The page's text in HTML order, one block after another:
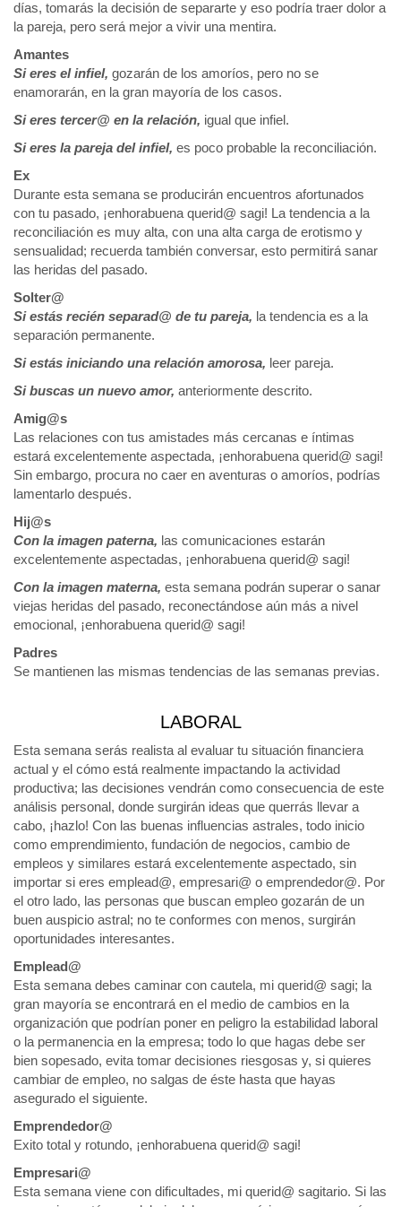
días, tomarás la decisión de separarte y eso podría traer dolor a
la pareja, pero será mejor a vivir una mentira.
Amantes
Si eres el infiel, gozarán de los amoríos, pero no se
enamorarán, en la gran mayoría de los casos.
Si eres tercer@ en la relación, igual que infiel.
Si eres la pareja del infiel, es poco probable la reconciliación.
Ex
Durante esta semana se producirán encuentros afortunados
con tu pasado, ¡enhorabuena querid@ sagi! La tendencia a la
reconciliación es muy alta, con una alta carga de erotismo y
sensualidad; recuerda también conversar, esto permitirá sanar
las heridas del pasado.
Solter@
Si estás recién separad@ de tu pareja, la tendencia es a la
separación permanente.
Si estás iniciando una relación amorosa, leer pareja.
Si buscas un nuevo amor, anteriormente descrito.
Amig@s
Las relaciones con tus amistades más cercanas e íntimas
estará excelentemente aspectada, ¡enhorabuena querid@ sagi!
Sin embargo, procura no caer en aventuras o amoríos, podrías
lamentarlo después.
Hij@s
Con la imagen paterna, las comunicaciones estarán
excelentemente aspectadas, ¡enhorabuena querid@ sagi!
Con la imagen materna, esta semana podrán superar o sanar
viejas heridas del pasado, reconectándose aún más a nivel
emocional, ¡enhorabuena querid@ sagi!
Padres
Se mantienen las mismas tendencias de las semanas previas.
LABORAL
Esta semana serás realista al evaluar tu situación financiera
actual y el cómo está realmente impactando la actividad
productiva; las decisiones vendrán como consecuencia de este
análisis personal, donde surgirán ideas que querrás llevar a
cabo, ¡hazlo! Con las buenas influencias astrales, todo inicio
como emprendimiento, fundación de negocios, cambio de
empleos y similares estará excelentemente aspectado, sin
importar si eres emplead@, empresari@ o emprendedor@. Por
el otro lado, las personas que buscan empleo gozarán de un
buen auspicio astral; no te conformes con menos, surgirán
oportunidades interesantes.
Emplead@
Esta semana debes caminar con cautela, mi querid@ sagi; la
gran mayoría se encontrará en el medio de cambios en la
organización que podrían poner en peligro la estabilidad laboral
o la permanencia en la empresa; todo lo que hagas debe ser
bien sopesado, evita tomar decisiones riesgosas y, si quieres
cambiar de empleo, no salgas de éste hasta que hayas
asegurado el siguiente.
Emprendedor@
Exito total y rotundo, ¡enhorabuena querid@ sagi!
Empresari@
Esta semana viene con dificultades, mi querid@ sagitario. Si las